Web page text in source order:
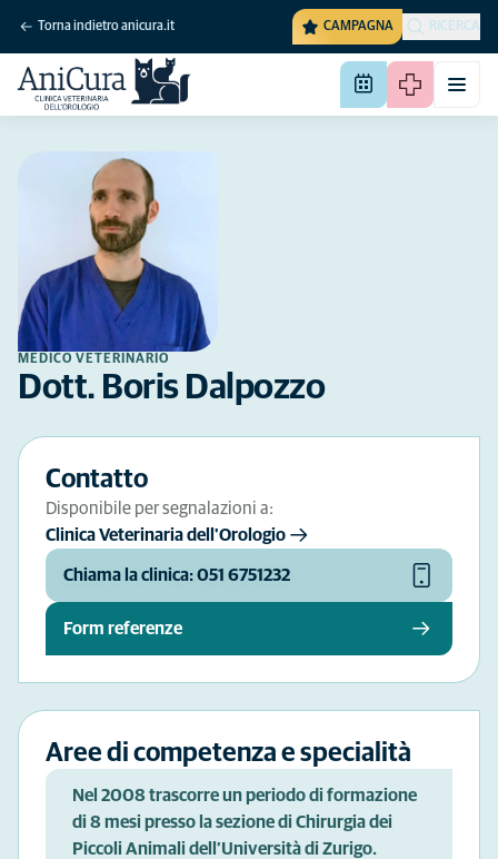
Torna indietro anicura.it CAMPAGNA RICERCA
MEDICO VETERINARIO
Dott. Boris Dalpozzo
Contatto
Disponibile per segnalazioni a:
Clinica Veterinaria dell'Orologio
Chiama la clinica: 051 6751232
Form referenze
Aree di competenza e specialità
Nel 2008 trascorre un periodo di formazione
di 8 mesi presso la sezione di Chirurgia dei
Piccoli Animali dell’Università di Zurigo.